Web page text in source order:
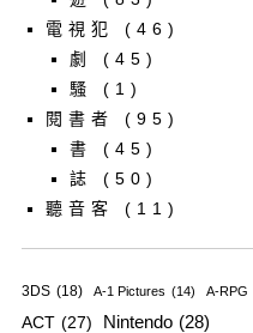
電視犯
(46)
劇
(45)
騷
(1)
閱書者
(95)
書
(45)
誌
(50)
聽音客
(11)
3DS (18) A-1 Pictures (14) A-RPG
ACT (27) Nintendo (28)